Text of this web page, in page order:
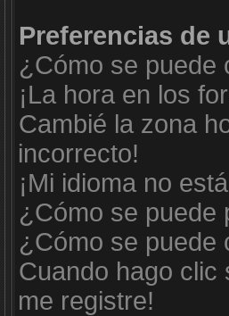
Preferencias de
¿Cómo se puede
¡La hora en los
Cambié la zona
incorrecto!
¡Mi idioma no
¿Cómo se puede
¿Cómo se puede
Cuando hago clic
me registre!